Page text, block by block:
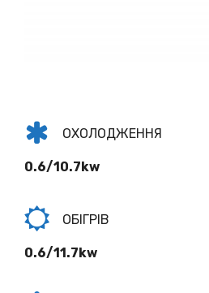
ОХОЛОДЖЕННЯ
0.6/10.7kw
ОБІГРІВ
0.6/11.7kw